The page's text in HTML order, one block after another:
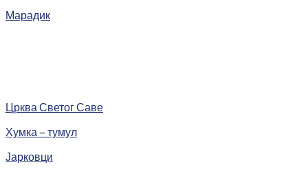
Марадик
Црква Светог Саве
Хумка – тумул
Јарковци